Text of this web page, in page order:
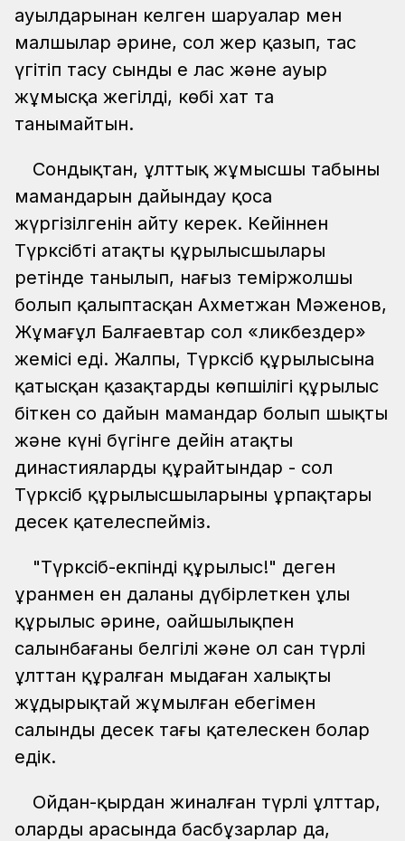
ауылдарынан келген шаруалар мен
малшылар әрине, сол жер қазып, тас
үгітіп тасу сынды ең лас және ауыр
жұмысқа жегілді, көбі хат та
танымайтын.
Сондықтан, ұлттық жұмысшы табының
мамандарын дайындау қоса
жүргізілгенін айту керек. Кейіннен
Түрксібтің атақты құрылысшылары
ретінде танылып, нағыз теміржолшы
болып қалыптасқан Ахметжан Мәженов,
Жұмағұл Балғаевтар сол «ликбездер»
жемісі еді. Жалпы, Түрксіб құрылысына
қатысқан қазақтардың көпшілігі құрылыс
біткен соң дайын мамандар болып шықты
және күні бүгінге дейін атақты
династияларды құрайтындар - сол
Түрксіб құрылысшыларының ұрпақтары
десек қателеспейміз.
"Түрксіб-екпінді құрылыс!" деген
ұранмен ен даланы дүбірлеткен ұлы
құрылыс әрине, оңайшылықпен
салынбағаны белгілі және ол сан түрлі
ұлттан құралған мыңдаған халықтың
жұдырықтай жұмылған еңбегімен
салынды десек тағы қателескен болар
едік.
Ойдан-қырдан жиналған түрлі ұлттар,
олардың арасында басбұзарлар да,